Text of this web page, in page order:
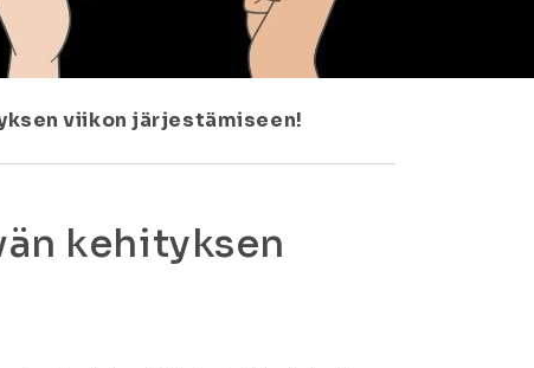
viikon järjestämiseen!
kehityksen